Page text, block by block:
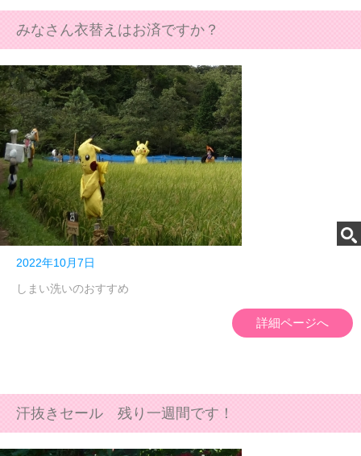
みなさん衣替えはお済ですか？
2022年10月7日
しまい洗いのおすすめ
詳細ページへ
汗抜きセール 残り一週間です！